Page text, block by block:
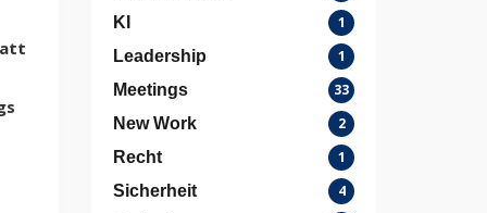
KI
1
Leadership
1
Meetings
33
New Work
2
Recht
1
Sicherheit
4